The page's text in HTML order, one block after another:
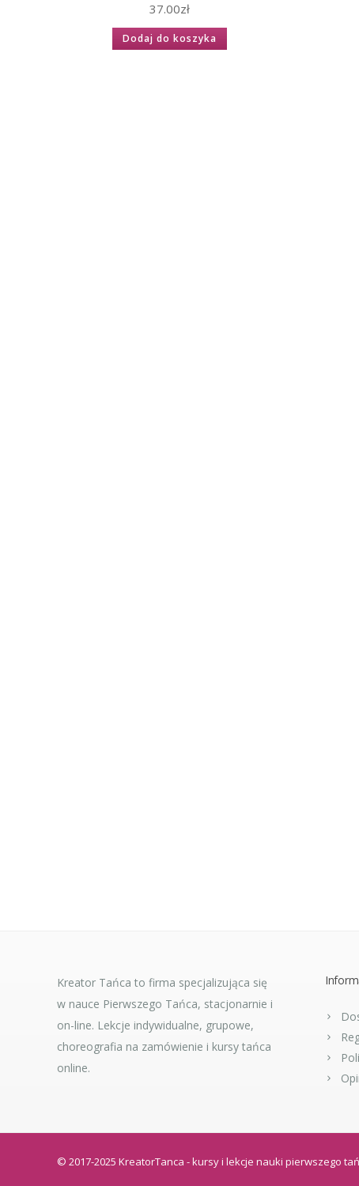
37.00zł
Dodaj do koszyka
Kreator Tańca to firma specjalizująca się
w nauce Pierwszego Tańca, stacjonarnie i
on-line. Lekcje indywidualne, grupowe,
choreografia na zamówienie i kursy tańca
online.
© 2017-2025 KreatorTanca - kursy i lekcje nauki pierwszego